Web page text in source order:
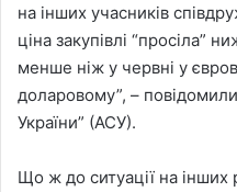
на інших учасників
ціна закупівлі “просіла”
менше ніж у червні у
доларовому”, – повідомили
України” (АСУ).
Що ж до ситуації на інших